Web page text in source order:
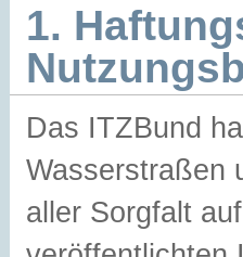
1.
Das ITZBund
Wasserstraßen
aller Sorgfalt